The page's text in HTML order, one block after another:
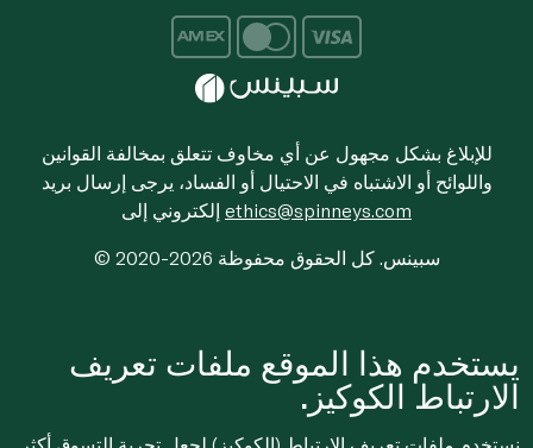
للإبلاغ بشكل مجهول عن أي مخاوف تتعلق بمخالفة القوانين
واللوائح أو الاشتباه في الاحتيال أو الفساد، يرجى إرسال بريد
ethics@spinneys.com
© 2020-2026 سبينس. كل الحقوق محفوظة
يستخدم هذا الموقع ملفات تعريف
الارتباط الكوكيز.